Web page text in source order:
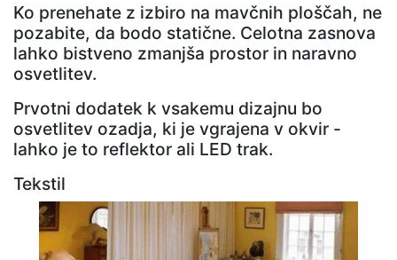
Ko prenehate z izbiro na mavčnih ploščah, ne
pozabite, da bodo statične. Celotna zasnova
lahko bistveno zmanjša prostor in naravno
osvetlitev.
Prvotni dodatek k vsakemu dizajnu bo
osvetlitev ozadja, ki je vgrajena v okvir -
lahko je to reflektor ali LED trak.
Tekstil